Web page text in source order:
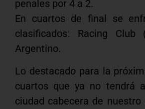
penales por 4 a 2.
En cuartos de final se
clasificados: Racing
Argentino.
Lo destacado para la
cuartos que ya no tendrá
ciudad cabecera de